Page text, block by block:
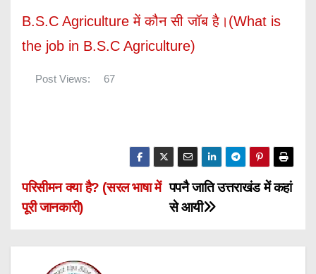
B.S.C Agriculture में कौन सी जॉब है।(What is
the job in B.S.C Agriculture)
Post Views: 67
P
o
s
पपनै जाति उत्तराखंड में कहां
से आयी
परिसीमन क्या है? (सरल भाषा में
पूरी जानकारी)